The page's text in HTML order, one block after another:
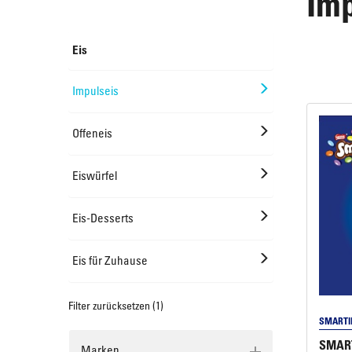
Eis
Impulseis
Offeneis
Eiswürfel
Eis-Desserts
Eis für Zuhause
Filter zurücksetzen (1)